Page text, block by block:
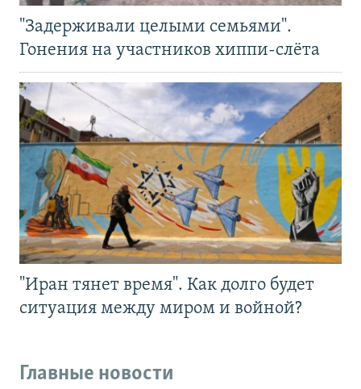
"Задерживали целыми семьями".
Гонения на участников хиппи-слёта
"Иран тянет время". Как долго будет
ситуация между миром и войной?
Главные новости